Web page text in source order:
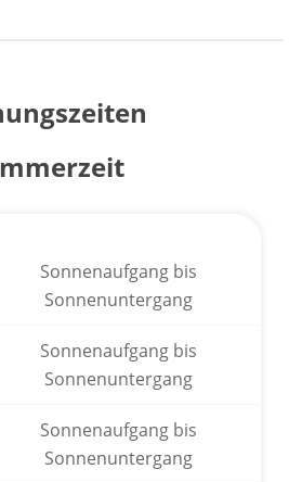
Sonnenaufgang bis
Sonnenuntergang
Sonnenaufgang bis
Sonnenuntergang
Sonnenaufgang bis
Sonnenuntergang